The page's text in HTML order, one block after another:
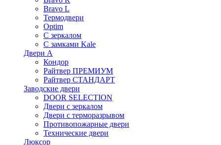
Bravo L
Термодвери
Optim
С зеркалом
С замками Kale
Двери А
Кондор
Райтвер ПРЕМИУМ
Райтвер СТАНДАРТ
Заводские двери
DOOR SELECTION
Двери с зеркалом
Двери с терморазрывом
Противопожарные двери
Технические двери
Люксор